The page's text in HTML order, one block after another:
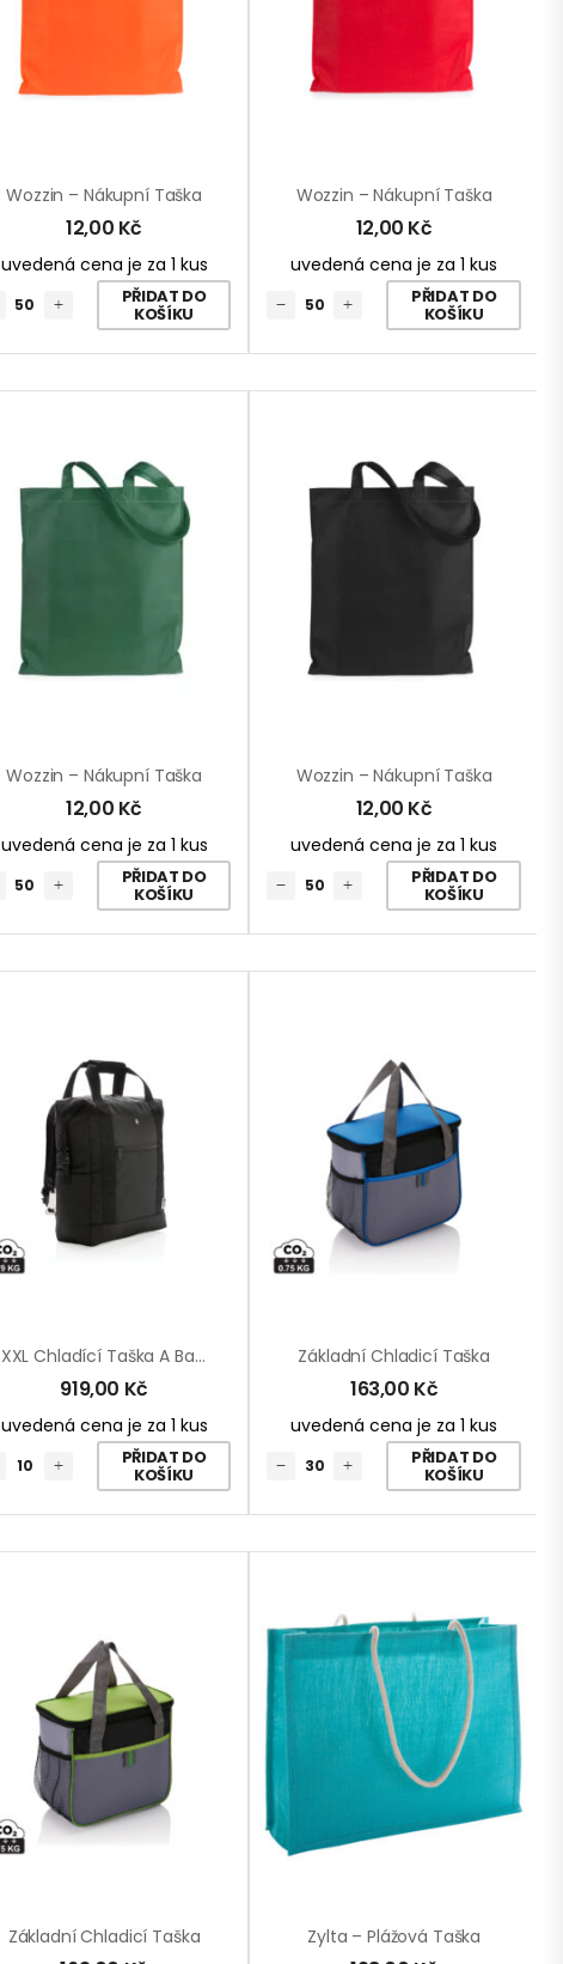
Wozzin – Nákupní Taška
12,00 Kč
uvedená cena je za 1 kus
PŘIDAT DO
KOŠÍKU
Wozzin – Nákupní Taška
12,00 Kč
uvedená cena je za 1 kus
PŘIDAT DO
KOŠÍKU
Wozzin – Nákupní Taška
12,00 Kč
uvedená cena je za 1 kus
PŘIDAT DO
KOŠÍKU
Wozzin – Nákupní Taška
12,00 Kč
uvedená cena je za 1 kus
PŘIDAT DO
KOŠÍKU
XXL Chladící Taška A Batoh Swiss Peak
919,00 Kč
uvedená cena je za 1 kus
PŘIDAT DO
KOŠÍKU
Základní Chladicí Taška
163,00 Kč
uvedená cena je za 1 kus
PŘIDAT DO
KOŠÍKU
Základní Chladicí Taška Zylta – Plážová Taška